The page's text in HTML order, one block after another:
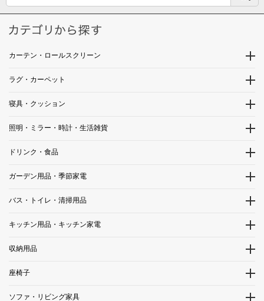
カーテン・ロールスクリーン
ラグ・カーペット
寝具・クッション
照明・ミラー・時計・生活雑貨
ドリンク・食品
ガーデン用品・季節家電
バス・トイレ・清掃用品
キッチン用品・キッチン家電
収納用品
座椅子
ソファ・リビング家具